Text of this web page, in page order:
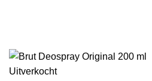
Uitverkocht